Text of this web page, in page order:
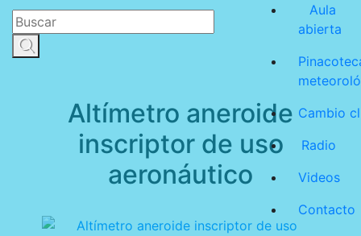
Aula
abierta
Cambio
Radio
Videos
Contacto
Altímetro aneroide
inscriptor de uso
aeronáutico